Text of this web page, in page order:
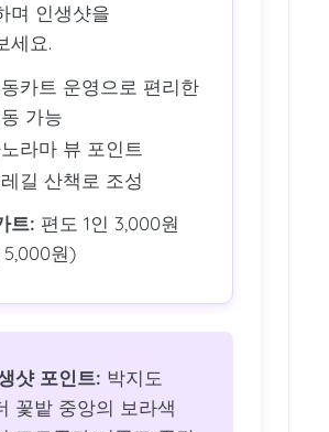
며 인생샷을
세요.
카트 운영으로 편리한
가능
라마 뷰 포인트
길 산책로 조성
트: 편도 1인 3,000원
원)
샷 포인트: 박지도
꽃밭 중앙의 보라색